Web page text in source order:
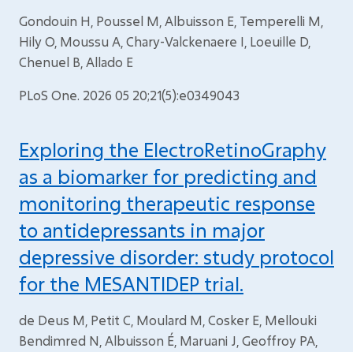
Gondouin H, Poussel M, Albuisson E, Temperelli M,
Hily O, Moussu A, Chary-Valckenaere I, Loeuille D,
Chenuel B, Allado E
PLoS One. 2026 05 20;21(5):e0349043
Exploring the ElectroRetinoGraphy
as a biomarker for predicting and
monitoring therapeutic response
to antidepressants in major
depressive disorder: study protocol
for the MESANTIDEP trial.
de Deus M, Petit C, Moulard M, Cosker E, Mellouki
Bendimred N, Albuisson É, Maruani J, Geoffroy PA,